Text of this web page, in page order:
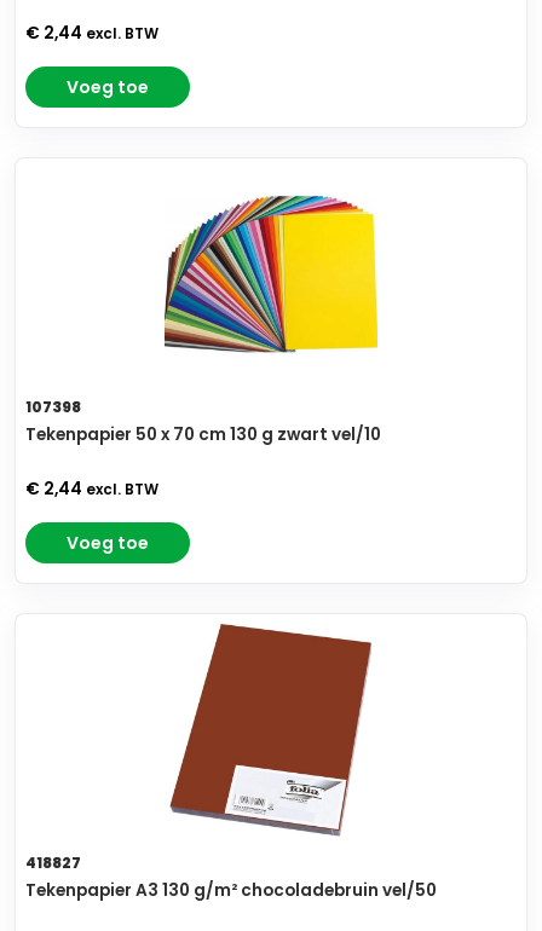
€ 2,44 excl. BTW
Voeg toe
107398
Tekenpapier 50 x 70 cm 130 g zwart vel/10
€ 2,44 excl. BTW
Voeg toe
418827
Tekenpapier A3 130 g/m² chocoladebruin vel/50